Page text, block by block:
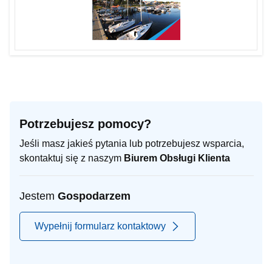
Potrzebujesz pomocy?
Jeśli masz jakieś pytania lub potrzebujesz wsparcia,
skontaktuj się z naszym Biurem Obsługi Klienta
Jestem Gospodarzem
Wypełnij formularz kontaktowy